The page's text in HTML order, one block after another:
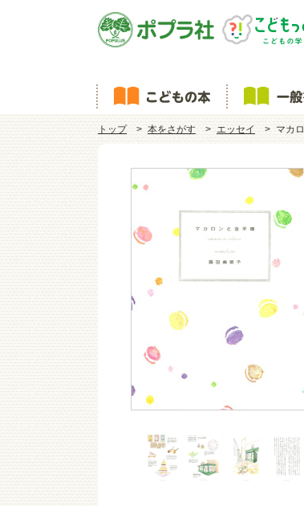
トップ 本をさがす エッセイ マカ